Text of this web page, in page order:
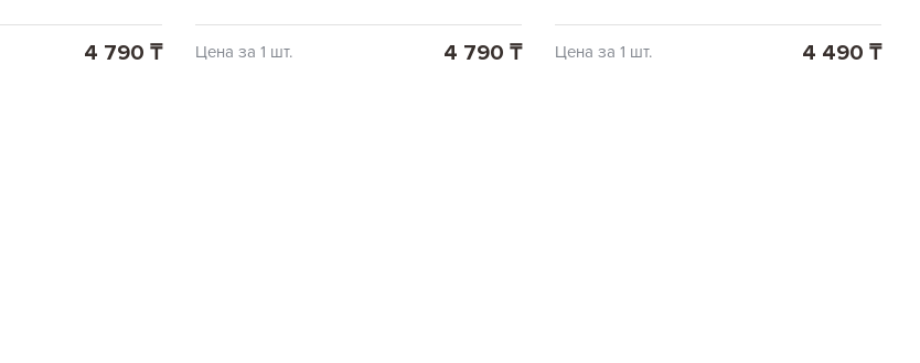
4 790 ₸ Цена за 1 шт. 4 790 ₸ Цена за 1 шт. 4 490 ₸